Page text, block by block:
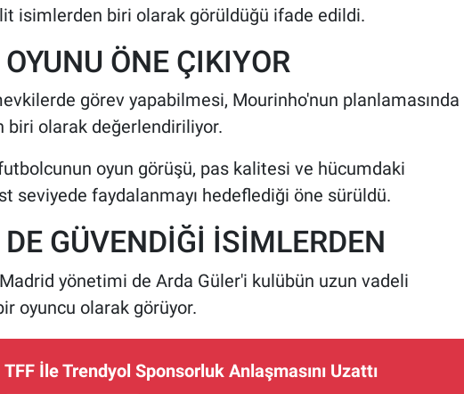
isimlerden biri olarak görüldüğü ifade edildi.
ÖNE ÇIKIYOR
görev yapabilmesi, Mourinho'nun planlamasında
biri olarak değerlendiriliyor.
oyun görüşü, pas kalitesi ve hücumdaki
seviyede faydalanmayı hedeflediği öne sürüldü.
GÜVENDİĞİ İSİMLERDEN
yönetimi de Arda Güler'i kulübün uzun vadeli
oyuncu olarak görüyor.
TFF İle Trendyol Sponsorluk Anlaşmasını Uzattı